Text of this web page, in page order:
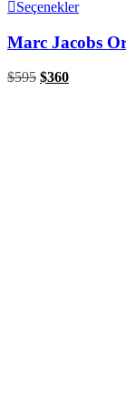
Seçenekler
Marc Jacobs
$595 $360